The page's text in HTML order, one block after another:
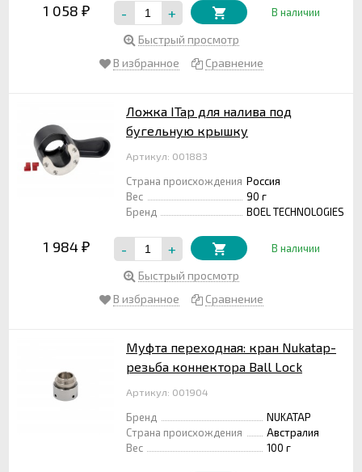
1 058 ₽ - + В наличии
Быстрый просмотр
В избранное
Сравнение
Ложка ITap для налива под
бугельную крышку
Артикул: 001883
Страна происхождения Россия
Вес
90 г
Бренд
BOEL TECHNOLOGIES
1 984 ₽ - + В наличии
Быстрый просмотр
В избранное
Сравнение
Муфта переходная: кран Nukatap-
резьба коннектора Ball Lock
Артикул: 001904
Бренд
NUKATAP
Страна происхождения
Австралия
Вес
100 г